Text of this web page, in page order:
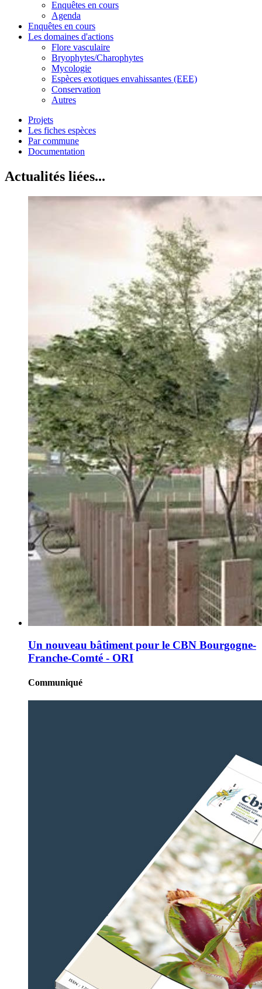
Enquêtes en cours
Agenda
Enquêtes en cours
Les domaines d'actions
Flore vasculaire
Bryophytes/Charophytes
Mycologie
Espèces exotiques envahissantes (EEE)
Conservation
Autres
Projets
Les fiches espèces
Par commune
Documentation
Actualités liées...
Un nouveau bâtiment pour le CBN Bourgogne-
Franche-Comté - ORI
Communiqué